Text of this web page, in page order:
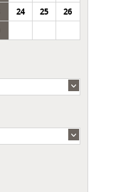
24 25
26